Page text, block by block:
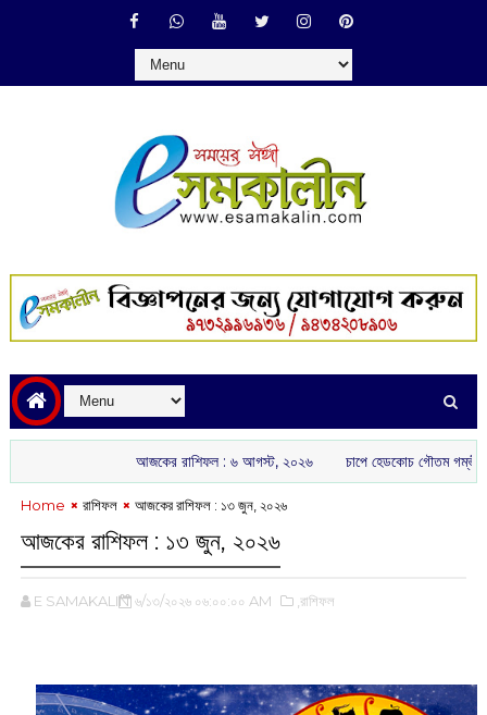
আজকের রাশিফল :‌ ‌‌৬ আগস্ট, ২০২৬ চাপে হেডকোচ গৌতম গম্ভীর:
Home রাশিফল আজকের রাশিফল :‌ ‌‌১৩ জুন, ২০২৬
আজকের রাশিফল :‌ ‌‌১৩ জুন, ২০২৬
E SAMAKALIN ৬/১৩/২০২৬ ০৬:০০:০০ AM ,রাশিফল